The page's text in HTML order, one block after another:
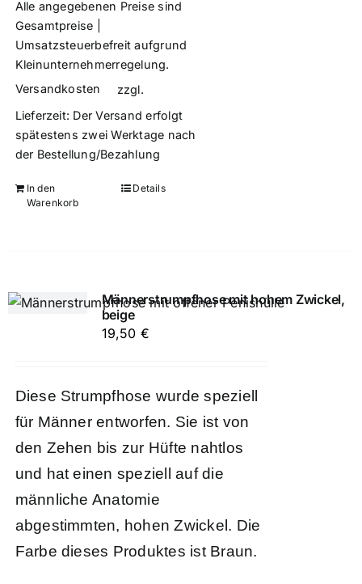
Alle angegebenen Preise sind
Gesamtpreise |
Umsatzsteuerbefreit aufgrund
Kleinunternehmerregelung.
zzgl.
Versandkosten
Lieferzeit: Der Versand erfolgt
spätestens zwei Werktage nach
der Bestellung/Bezahlung
In den
Warenkorb
Details
Männerstrumpfhose mit hohem Zwickel,
beige
19,50 €
Diese Strumpfhose wurde speziell
für Männer entworfen. Sie ist von
den Zehen bis zur Hüfte nahtlos
und hat einen speziell auf die
männliche Anatomie
abgestimmten, hohen Zwickel. Die
Farbe dieses Produktes ist Braun.